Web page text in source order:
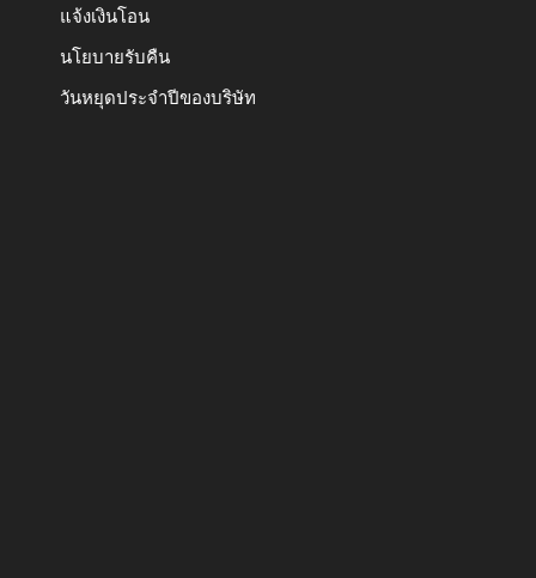
แจ้งเงินโอน
นโยบายรับคืน
วันหยุดประจำปีของบริษัท